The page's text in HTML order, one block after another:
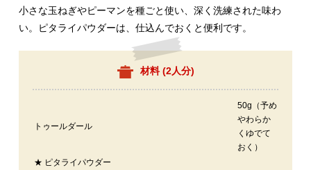
小さな玉ねぎやピーマンを種ごと使い、深く洗練された味わ
い。ピタライパウダーは、仕込んでおくと便利です。
材料 (2人分)
トゥールダール
50g（予め
やわらか
くゆでて
おく）
★ ピタライパウダー